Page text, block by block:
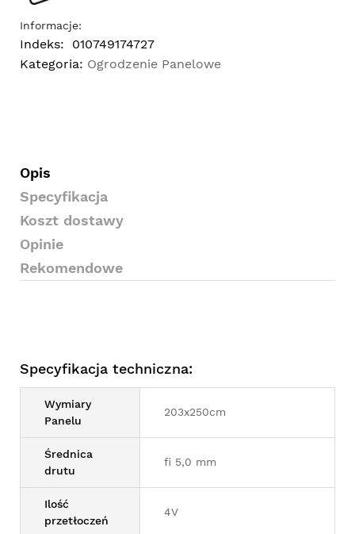
Informacje:
Indeks:
010749174727
Kategoria: Ogrodzenie Panelowe
Opis
Specyfikacja
Koszt dostawy
Opinie
Rekomendowe
Specyfikacja techniczna:
Wymiary
Panelu
203x250cm
Średnica
drutu
fi 5,0 mm
Ilość
przetłoczeń
4V